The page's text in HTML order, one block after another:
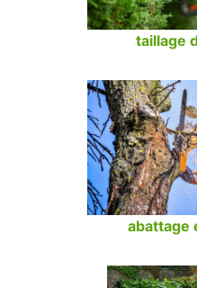
taillage
abattage